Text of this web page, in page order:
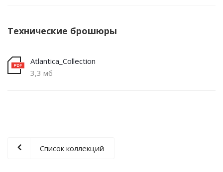
Технические брошюры
Atlantica_Collection
3,3 мб
Список коллекций